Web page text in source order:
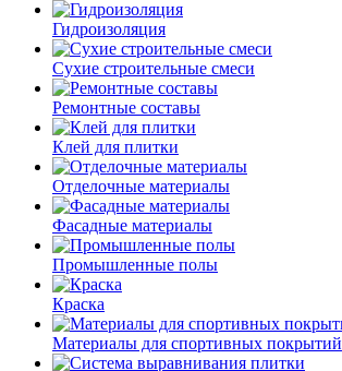
Гидроизоляция
Сухие строительные смеси
Ремонтные составы
Клей для плитки
Отделочные материалы
Фасадные материалы
Промышленные полы
Краска
Материалы для спортивных покрытий